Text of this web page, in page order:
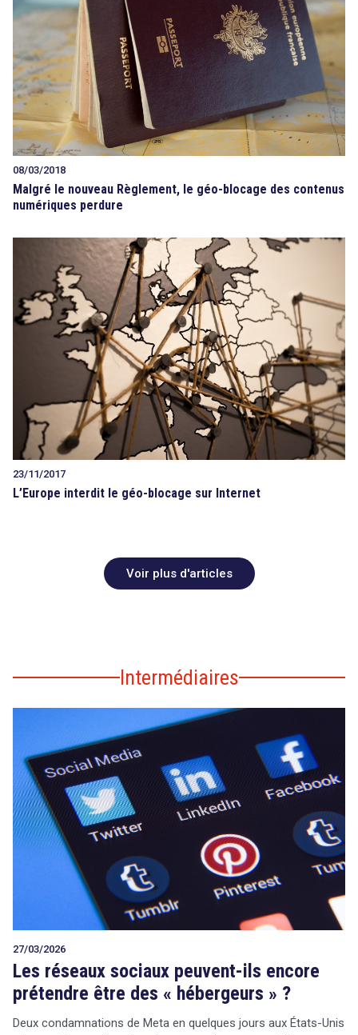
08/03/2018
Malgré le nouveau Règlement, le géo-blocage des contenus
numériques perdure
23/11/2017
L’Europe interdit le géo-blocage sur Internet
Voir plus d'articles
Intermédiaires
27/03/2026
Les réseaux sociaux peuvent-ils encore
prétendre être des « hébergeurs » ?
Deux condamnations de Meta en quelques jours aux États-Unis